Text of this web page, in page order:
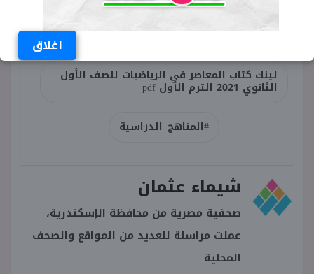
اغلاق
رابط كتاب المعاصر رياضيات للصف الأول
الثانوية 2021 pdf الترم الأول
لينك كتاب المعاصر في الرياضيات للصف الأول
الثانوي 2021 الترم الأول pdf
#المناهج_الدراسية
شيماء عثمان
صحفية مصرية من محافظة الإسكندرية،
عملت مراسلة للعديد من المواقع والصحف
المحلية